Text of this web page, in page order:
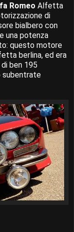
Romeo Alfetta
di
bialbero con
una potenza
questo motore
berlina, ed era
ben 195
subentrate